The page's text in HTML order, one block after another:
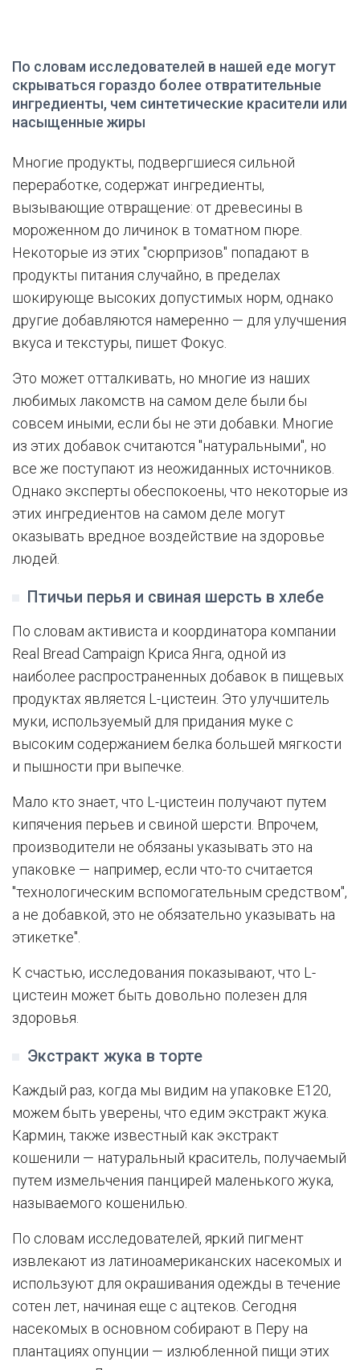
По словам исследователей в нашей еде могут
скрываться гораздо более отвратительные
ингредиенты, чем синтетические красители или
насыщенные жиры
Многие продукты, подвергшиеся сильной
переработке, содержат ингредиенты,
вызывающие отвращение: от древесины в
мороженном до личинок в томатном пюре.
Некоторые из этих "сюрпризов" попадают в
продукты питания случайно, в пределах
шокирующе высоких допустимых норм, однако
другие добавляются намеренно — для улучшения
вкуса и текстуры, пишет Фокус.
Это может отталкивать, но многие из наших
любимых лакомств на самом деле были бы
совсем иными, если бы не эти добавки. Многие
из этих добавок считаются "натуральными", но
все же поступают из неожиданных источников.
Однако эксперты обеспокоены, что некоторые из
этих ингредиентов на самом деле могут
оказывать вредное воздействие на здоровье
людей.
Птичьи перья и свиная шерсть в хлебе
По словам активиста и координатора компании
Real Bread Campaign Криса Янга, одной из
наиболее распространенных добавок в пищевых
продуктах является L-цистеин. Это улучшитель
муки, используемый для придания муке с
высоким содержанием белка большей мягкости
и пышности при выпечке.
Мало кто знает, что L-цистеин получают путем
кипячения перьев и свиной шерсти. Впрочем,
производители не обязаны указывать это на
упаковке — например, если что-то считается
"технологическим вспомогательным средством",
а не добавкой, это не обязательно указывать на
этикетке".
К счастью, исследования показывают, что L-
цистеин может быть довольно полезен для
здоровья.
Экстракт жука в торте
Каждый раз, когда мы видим на упаковке E120,
можем быть уверены, что едим экстракт жука.
Кармин, также известный как экстракт
кошенили — натуральный краситель, получаемый
путем измельчения панцирей маленького жука,
называемого кошенилью.
По словам исследователей, яркий пигмент
извлекают из латиноамериканских насекомых и
используют для окрашивания одежды в течение
сотен лет, начиная еще с ацтеков. Сегодня
насекомых в основном собирают в Перу на
плантациях опунции — излюбленной пищи этих